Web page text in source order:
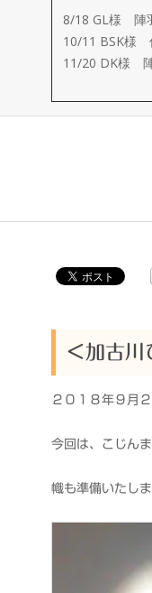
メ
イ
製
作
武
楽
衆
8/18 GL様 陣
10/11 BSK様
11/20 DK様
＜加古川
２０１８年９月
今回は、こじん
幟も準備いたし